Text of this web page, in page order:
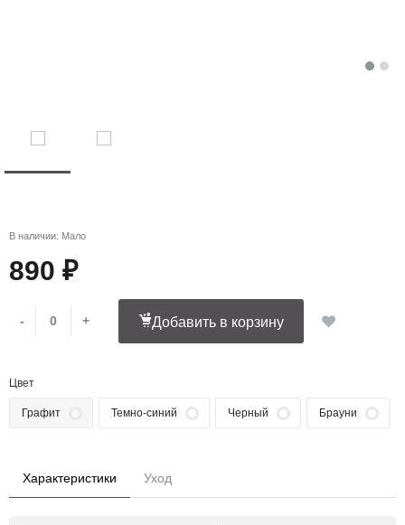
В наличии: Мало
890 ₽
- + Добавить в корзину
Цвет
Графит Темно-синий Черный Брауни
Характеристики Уход